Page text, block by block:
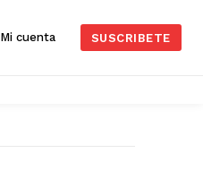
Mi cuenta SUSCRIBETE